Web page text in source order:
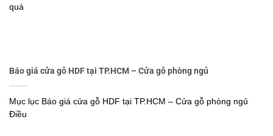
quá
Báo giá cửa gỗ HDF tại TP.HCM – Cửa gỗ phòng ngủ
Mục lục Báo giá cửa gỗ HDF tại TP.HCM – Cửa gỗ phòng ngủ
Điều